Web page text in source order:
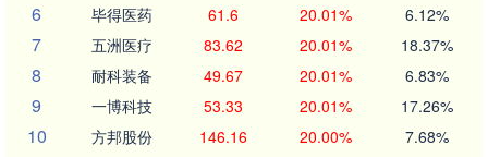
6 毕得医药 61.6 20.01% 6.12%
7 五洲医疗 83.62 20.01% 18.37%
8 耐科装备 49.67 20.01% 6.83%
9 一博科技 53.33 20.01% 17.26%
10 方邦股份 146.16 20.00% 7.68%